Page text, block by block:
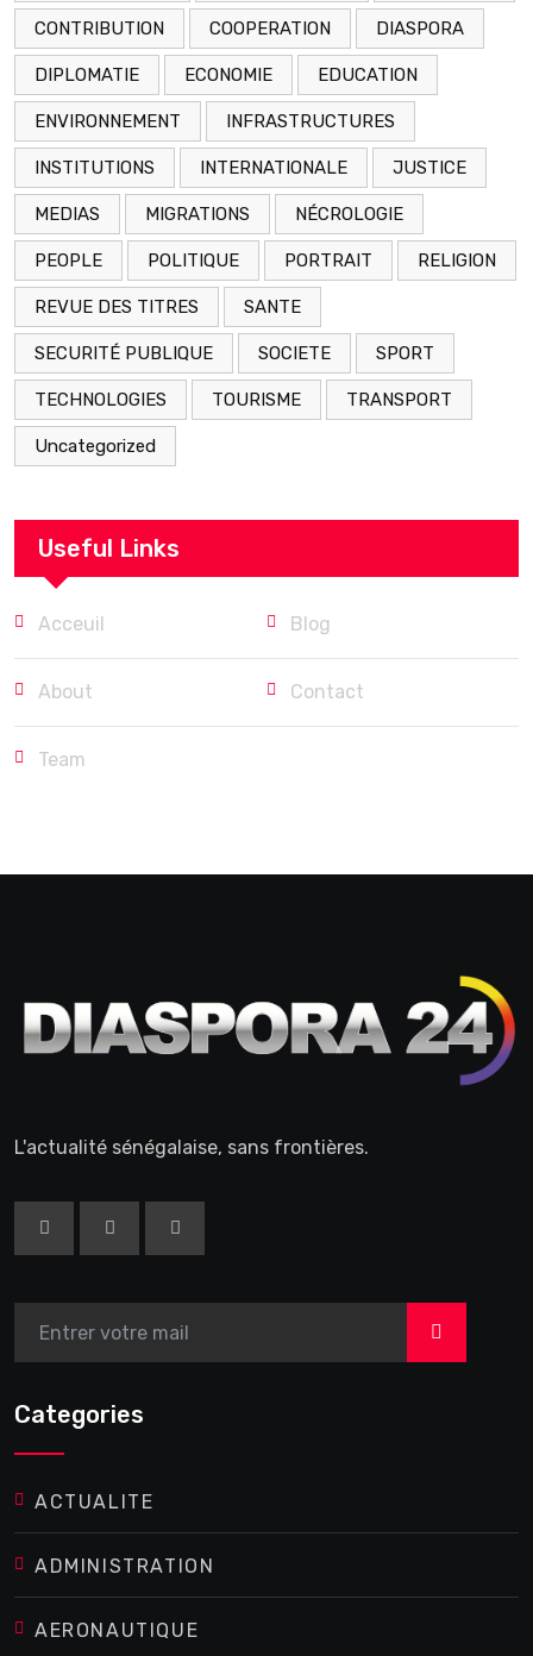
CONTRIBUTION COOPERATION DIASPORA
DIPLOMATIE ECONOMIE EDUCATION
ENVIRONNEMENT INFRASTRUCTURES
INSTITUTIONS INTERNATIONALE JUSTICE
MEDIAS MIGRATIONS NÉCROLOGIE
PEOPLE POLITIQUE PORTRAIT RELIGION
REVUE DES TITRES SANTE
SECURITÉ PUBLIQUE SOCIETE SPORT
TECHNOLOGIES TOURISME TRANSPORT
Uncategorized
Useful Links
Acceuil Blog
About Contact
Team
L'actualité sénégalaise, sans frontières.
>
Categories
ACTUALITE
ADMINISTRATION
AERONAUTIQUE